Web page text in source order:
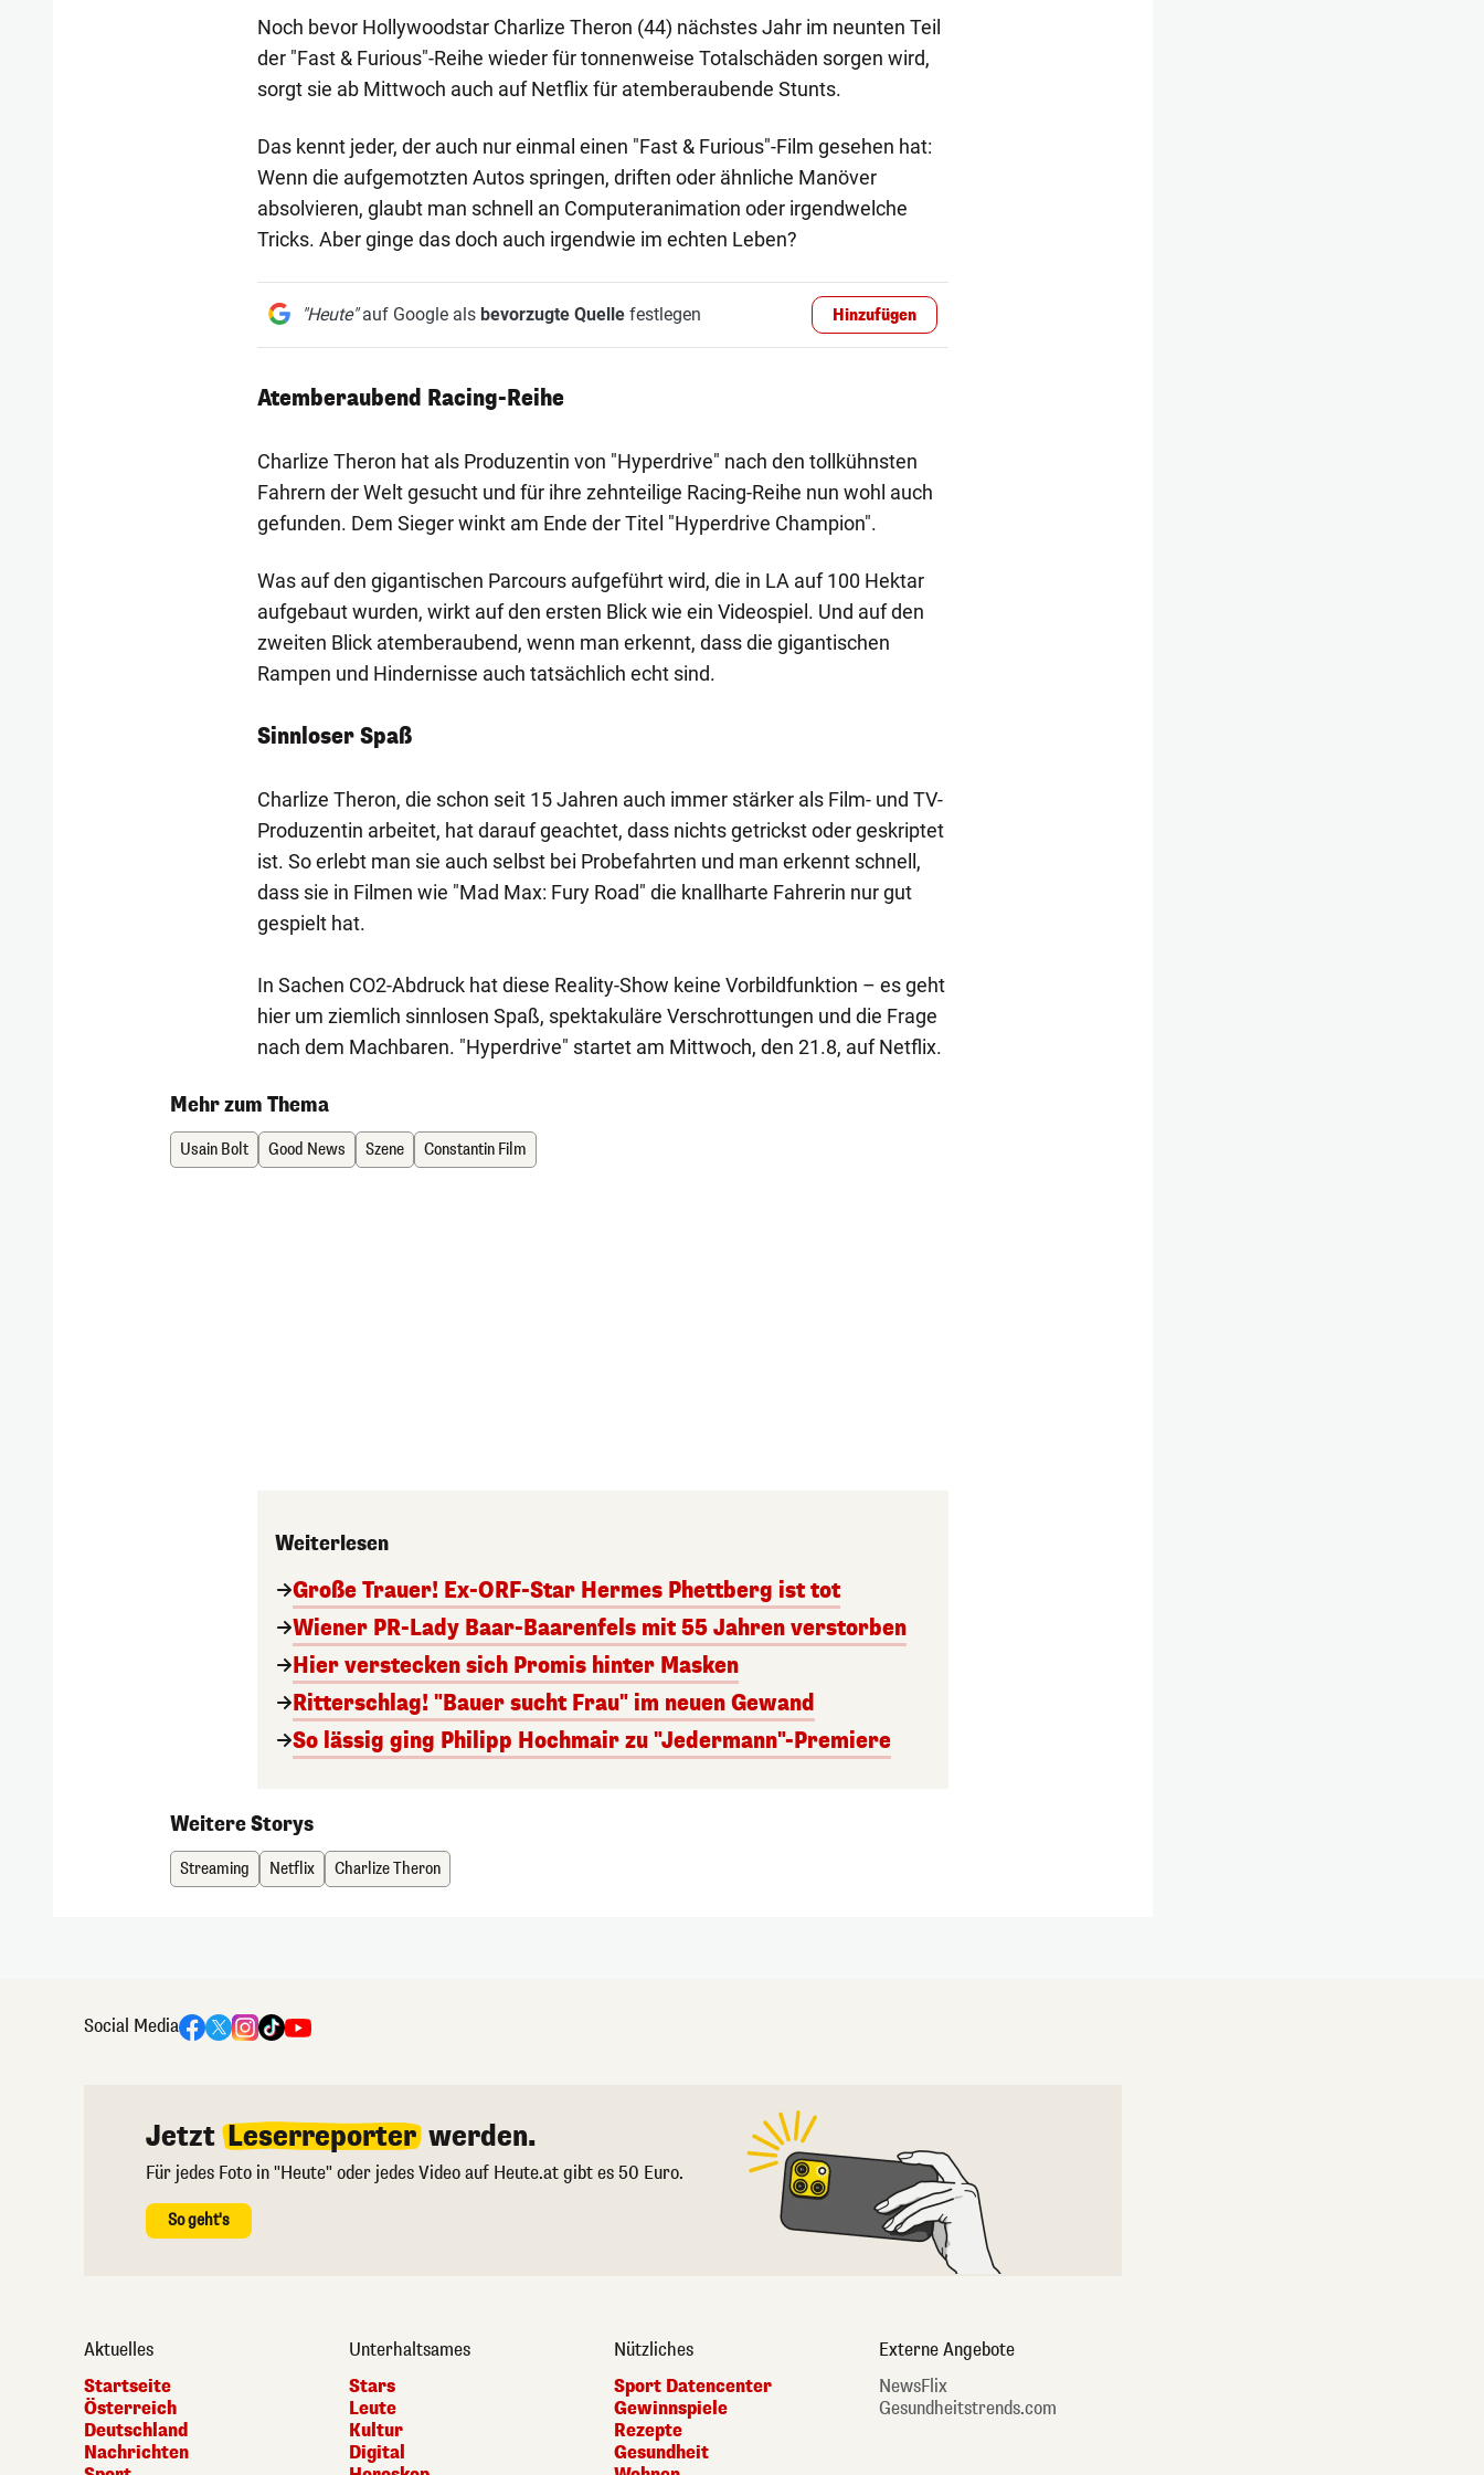
Noch bevor Hollywoodstar Charlize Theron (44) nächstes Jahr im neunten Teil
der "Fast & Furious"-Reihe wieder für tonnenweise Totalschäden sorgen wird,
sorgt sie ab Mittwoch auch auf Netflix für atemberaubende Stunts.
Das kennt jeder, der auch nur einmal einen "Fast & Furious"-Film gesehen hat:
Wenn die aufgemotzten Autos springen, driften oder ähnliche Manöver
absolvieren, glaubt man schnell an Computeranimation oder irgendwelche
Tricks. Aber ginge das doch auch irgendwie im echten Leben?
"Heute"auf Google als bevorzugte Quellefestlegen Hinzufügen
Atemberaubend Racing-Reihe
Charlize Theron hat als Produzentin von "Hyperdrive" nach den tollkühnsten
Fahrern der Welt gesucht und für ihre zehnteilige Racing-Reihe nun wohl auch
gefunden. Dem Sieger winkt am Ende der Titel "Hyperdrive Champion".
Was auf den gigantischen Parcours aufgeführt wird, die in LA auf 100 Hektar
aufgebaut wurden, wirkt auf den ersten Blick wie ein Videospiel. Und auf den
zweiten Blick atemberaubend, wenn man erkennt, dass die gigantischen
Rampen und Hindernisse auch tatsächlich echt sind.
Sinnloser Spaß
Charlize Theron, die schon seit 15 Jahren auch immer stärker als Film- und TV-
Produzentin arbeitet, hat darauf geachtet, dass nichts getrickst oder geskriptet
ist. So erlebt man sie auch selbst bei Probefahrten und man erkennt schnell,
dass sie in Filmen wie "Mad Max: Fury Road" die knallharte Fahrerin nur gut
gespielt hat.
In Sachen CO2-Abdruck hat diese Reality-Show keine Vorbildfunktion – es geht
hier um ziemlich sinnlosen Spaß, spektakuläre Verschrottungen und die Frage
nach dem Machbaren. "Hyperdrive" startet am Mittwoch, den 21.8, auf Netflix.
Mehr zum Thema
Usain Bolt Good News Szene Constantin Film
Weiterlesen
Große Trauer! Ex-ORF-Star Hermes Phettberg ist tot
Wiener PR-Lady Baar-Baarenfels mit 55 Jahren verstorben
Hier verstecken sich Promis hinter Masken
Ritterschlag! "Bauer sucht Frau" im neuen Gewand
So lässig ging Philipp Hochmair zu "Jedermann"-Premiere
Weitere Storys
Streaming Netflix Charlize Theron
Social Media
Jetzt Leserreporter werden.
Für jedes Foto in "Heute" oder jedes Video auf Heute.at gibt es 50 Euro.
So geht's
Aktuelles
Startseite
Österreich
Deutschland
Nachrichten
Unterhaltsames
Stars
Leute
Kultur
Digital
Nützliches
Sport Datencenter
Gewinnspiele
Rezepte
Gesundheit
Externe Angebote
NewsFlix
Gesundheitstrends.com